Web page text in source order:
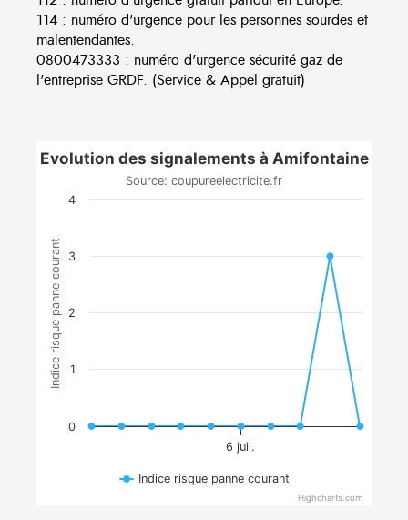
114 : numéro d'urgence pour les personnes sourdes et
malentendantes.
0800473333 : numéro d'urgence sécurité gaz de
l'entreprise GRDF. (Service & Appel gratuit)
Indice risque panne courant
Evolution des signalements à Amifontaine
Source: coupureelectricite.fr
6 juil.
0
1
2
3
4
Indice risque panne courant
Highcharts.com